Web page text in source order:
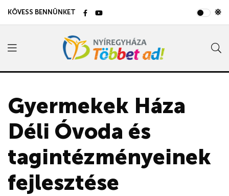
KÖVESS BENNÜNKET
Gyermekek Háza
Déli Óvoda és
tagintézményeinek
fejlesztése